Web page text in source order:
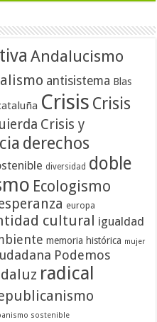
Andalucismo
antisistema Blas
Crisis Crisis
Crisis y
derechos
diversidad doble
Ecologismo
europa
cultural igualdad
memoria histórica mujer
Podemos
radical
sostenible